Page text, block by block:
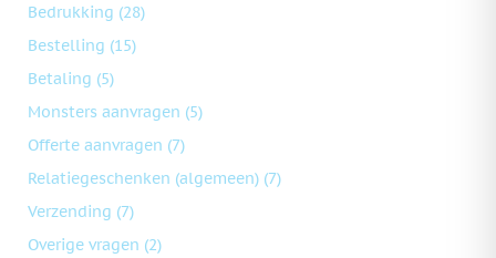
Bedrukking (28)
Bestelling (15)
Betaling (5)
Monsters aanvragen (5)
Offerte aanvragen (7)
Relatiegeschenken (algemeen) (7)
Verzending (7)
Overige vragen (2)